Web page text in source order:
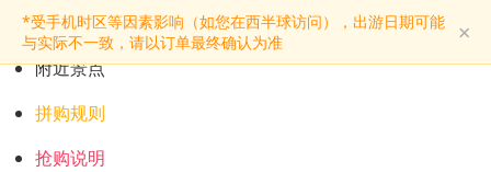
*受手机时区等因素影响（如您在西半球访问），出游日期可能
与实际不一致，请以订单最终确认为准
×
预订购票
景点介绍
附近景点
拼购规则
抢购说明